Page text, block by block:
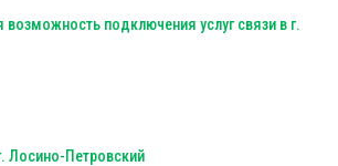
возможность подключения услуг связи в г.
Лосино-Петровский